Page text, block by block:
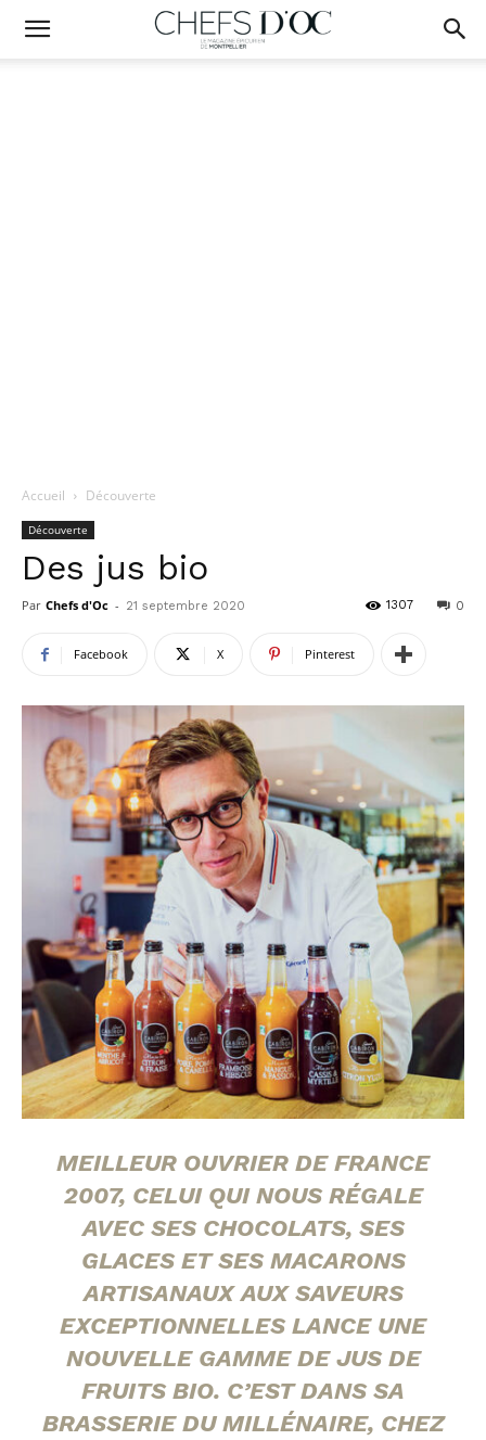
Accueil Découverte
Découverte
Des jus bio
Par Chefs d'Oc - 21 septembre 2020 0
1307
Facebook X Pinterest
MEILLEUR OUVRIER DE FRANCE
2007, CELUI QUI NOUS RÉGALE
AVEC SES CHOCOLATS, SES
GLACES ET SES MACARONS
ARTISANAUX AUX SAVEURS
EXCEPTIONNELLES LANCE UNE
NOUVELLE GAMME DE JUS DE
FRUITS BIO. C’EST DANS SA
BRASSERIE DU MILLÉNAIRE, CHEZ